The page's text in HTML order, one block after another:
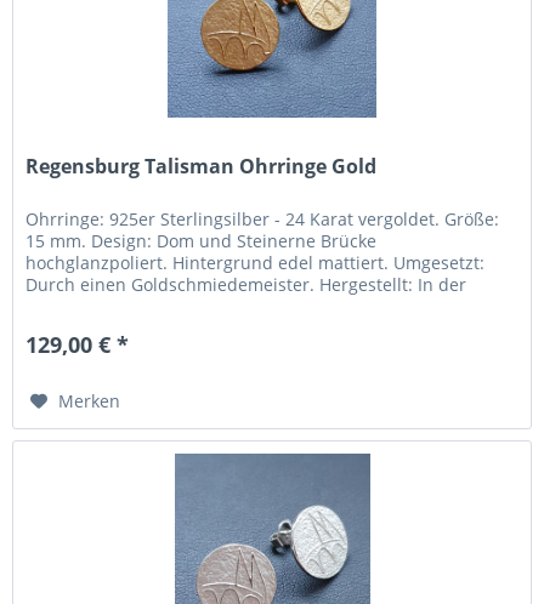
Regensburg Talisman Ohrringe Gold
Ohrringe: 925er Sterlingsilber - 24 Karat vergoldet. Größe:
15 mm. Design: Dom und Steinerne Brücke
hochglanzpoliert. Hintergrund edel mattiert. Umgesetzt:
Durch einen Goldschmiedemeister. Hergestellt: In der
129,00 € *
Merken